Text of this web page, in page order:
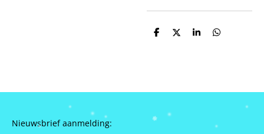
D
D
S
D
Nieuwsbrief aanmelding: